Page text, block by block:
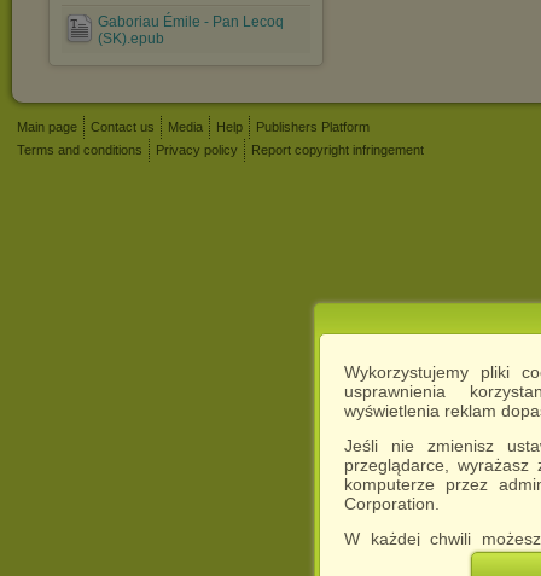
Wykorzystujemy pliki
usprawnienia
wyświetlenia reklam
Jeśli nie zmienisz
przeglądarce,
komputerze przez
Corporation.
W każdej chwili
cookies w swojej
Gaboriau Émile - Pan Lecoq
(SK).epub
Main page Contact us Media Help
Publishers Platform
Terms and conditions
Privacy policy Report copyright infringement